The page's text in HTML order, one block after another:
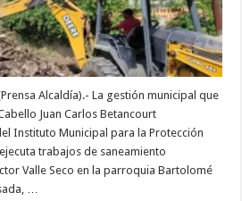
Alcaldía).- La gestión municipal que
Juan Carlos Betancourt
Instituto Municipal para la Protección
trabajos de saneamiento
Valle Seco en la parroquia Bartolomé
…